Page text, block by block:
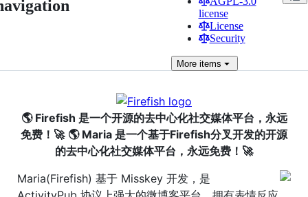
license
License
Security
Moreitems
🌎 Firefish 是一个开源的去中心化社交媒体平台，永远
免费！🚀 🌎 Maria 是一个基于Firefish分叉开发的开源
的去中心化社交媒体平台，永远免费！🚀
Maria(Firefish) 基于 Misskey 开发，是